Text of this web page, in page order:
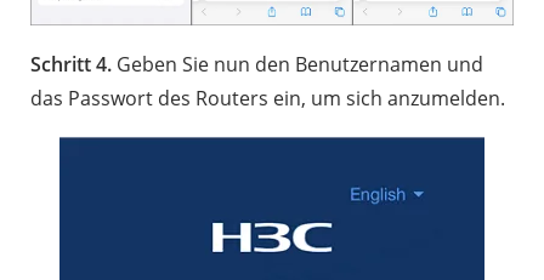
Schritt 4. Geben Sie nun den Benutzernamen und
das Passwort des Routers ein, um sich anzumelden.